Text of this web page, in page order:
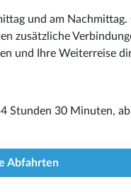
und am
zusätzliche
und Ihre Weiterreise
30 Minuten,
Abfahrten